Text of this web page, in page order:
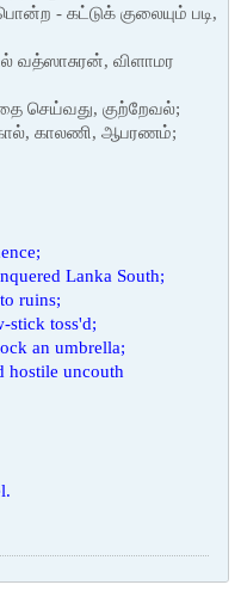
- கட்டுக் குலையும் படி,
வத்ஸாசுரன், விளாமர
செய்வது, குற்றேவல்;
காலணி, ஆபரணம்;
Lanka South;
ruins;
stick toss'd;
an umbrella;
hostile uncouth